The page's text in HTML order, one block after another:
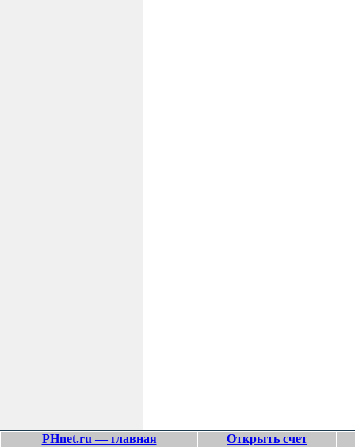
PHnet.ru — главная
Открыть счет